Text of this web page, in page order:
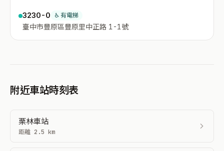
3230-0
♿ 有電梯
臺中市豐原區豐原里中正路 1-1號
附近車站時刻表
栗林車站
距離 2.5 km